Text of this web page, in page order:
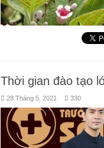
Thời gian đào tạo
28 Tháng 5, 2021 330